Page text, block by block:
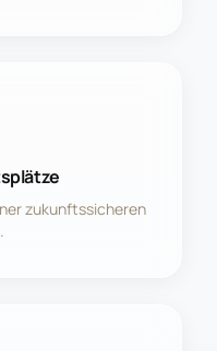
zukunftssicheren